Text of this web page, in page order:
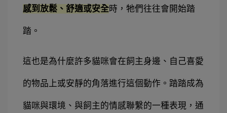
感到放鬆、舒適或安全時，牠們往往會開始踏
踏。
這也是為什麼許多貓咪會在飼主身邊、自己喜愛
的物品上或安靜的角落進行這個動作。踏踏成為
貓咪與環境、與飼主的情感聯繫的一種表現，通